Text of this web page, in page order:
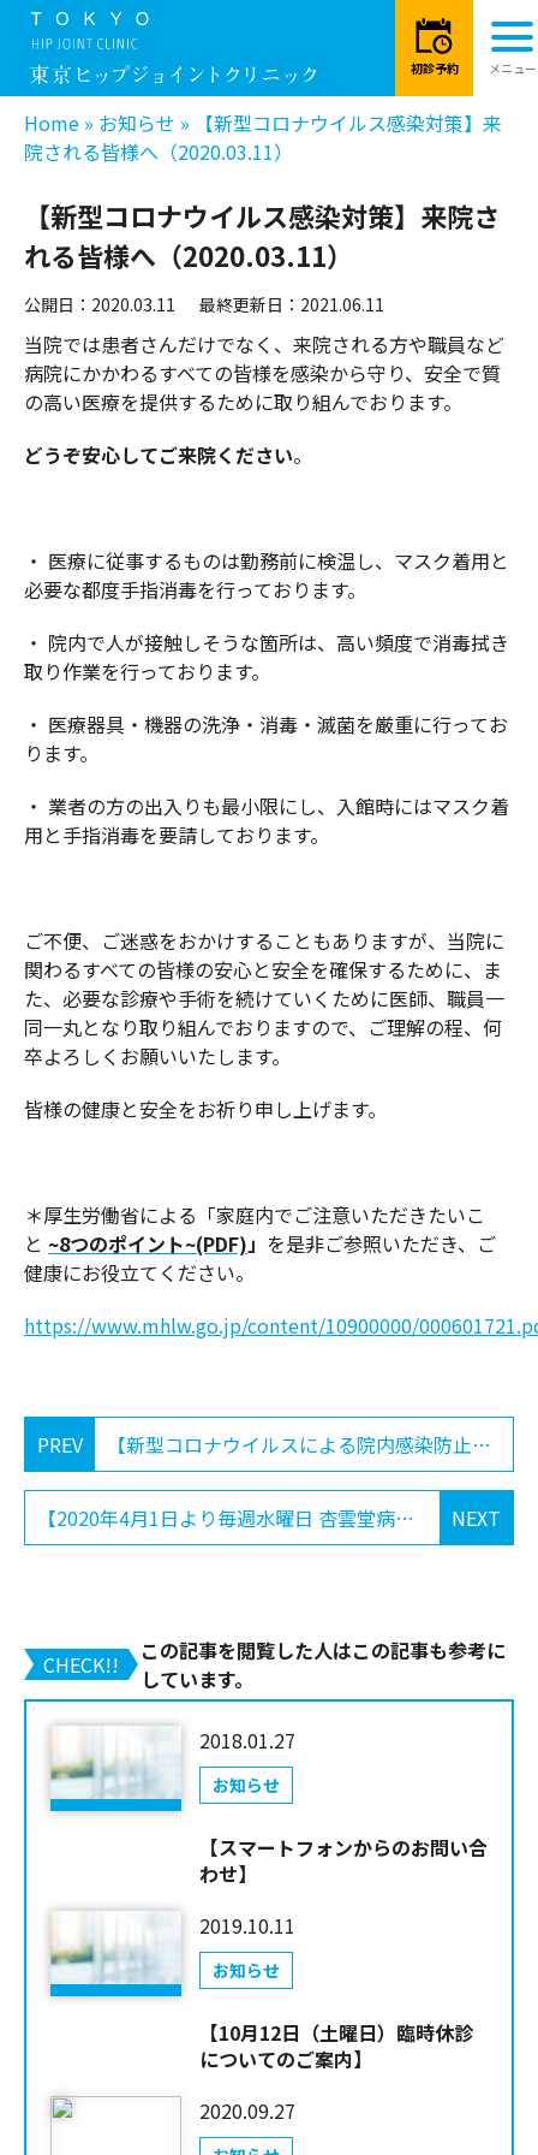
Home » お知らせ »
【新型コロナウイルス感染対策】来
院される皆様へ（2020.03.11）
【新型コロナウイルス感染対策】来院さ
れる皆様へ（2020.03.11）
公開日：2020.03.11 最終更新日：2021.06.11
当院では患者さんだけでなく、来院される方や職員など
病院にかかわるすべての皆様を感染から守り、安全で質
の高い医療を提供するために取り組んでおります。
どうぞ安心してご来院ください。
・ 医療に従事するものは勤務前に検温し、マスク着用と
必要な都度手指消毒を行っております。
・ 院内で人が接触しそうな箇所は、高い頻度で消毒拭き
取り作業を行っております。
・ 医療器具・機器の洗浄・消毒・滅菌を厳重に行ってお
ります。
・ 業者の方の出入りも最小限にし、入館時にはマスク着
用と手指消毒を要請しております。
ご不便、ご迷惑をおかけすることもありますが、当院に
関わるすべての皆様の安心と安全を確保するために、ま
た、必要な診療や手術を続けていくために医師、職員一
同一丸となり取り組んでおりますので、ご理解の程、何
卒よろしくお願いいたします。
皆様の健康と安全をお祈り申し上げます。
＊厚生労働省による「家庭内でご注意いただきたいこ
と ~8つのポイント~(PDF)」 を是非ご参照いただき、ご
健康にお役立てください。
https://www.mhlw.go.jp/content/10900000/
PREV 【新型コロナウイルスによる院内感染防止対策のお願い】
NEXT
【2020年4月1日より毎週水曜日 杏雲堂病院にての終日外来開始のお知らせ】
CHECK!!
この記事を閲覧した人はこの記事も参考に
しています。
2018.01.27
お知らせ
【スマートフォンからのお問い合
わせ】
2019.10.11
お知らせ
【10月12日（土曜日）臨時休診
についてのご案内】
2020.09.27